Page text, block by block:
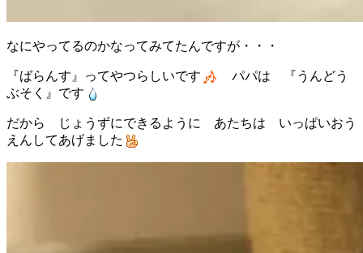
なにやってるのかなってみてたんですが・・・
『ばらんす』ってやつらしいです
パパは 『うんどう
ぶそく』です
だから じょうずにできるように あたちは いっぱいおう
えんしてあげました